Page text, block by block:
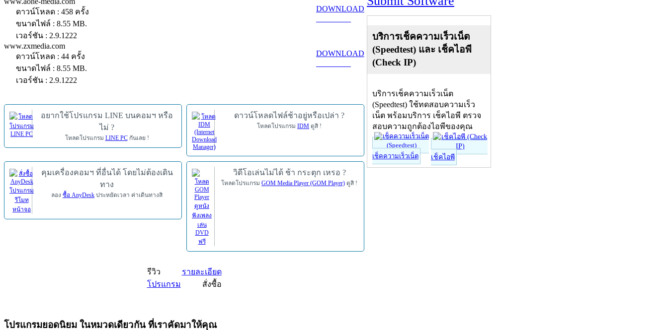
ดาวน์โหลด : 458 ครั้ง
ขนาดไฟล์ : 8.55 MB.
เวอร์ชัน : 2.9.1222
DOWNLOAD
www.zxmedia.com
ดาวน์โหลด : 44 ครั้ง
ขนาดไฟล์ : 8.55 MB.
เวอร์ชัน : 2.9.1222
DOWNLOAD
อยากใช้โปรแกรม LINE บนคอมฯ หรือ
ไม่ ?
โหลดโปรแกรม LINE PCกันเลย !
ดาวน์โหลดไฟล์ช้าอยู่หรือเปล่า ?
โหลดโปรแกรม IDM ดูสิ !
คุมเครื่องคอมฯ ที่อื่นได้ โดยไม่ต้องเดิน
ทาง
ลอง ซื้อ AnyDesk ประหยัดเวลา ค่าเดินทางสิ
วิดีโอเล่นไม่ได้ ช้า กระตุก เหรอ ?
โหลดโปรแกรม GOM Media Player (GOM Player) ดูสิ !
รีวิว
รายละเอียด
โปรแกรม
สั่งซื้อ
โปรแกรมยอดนิยม ในหมวดเดียวกัน ที่เราคัดมาให้คุณ
บริการเช็คความเร็วเน็ต
(Speedtest) และ เช็คไอพี
(Check IP)
บริการเช็คความเร็วเน็ต
(Speedtest) ใช้ทดสอบความเร็ว
เน็ต พร้อมบริการ เช็คไอพี ตรวจ
สอบความถูกต้องไอพีของคุณ
เช็คความเร็วเน็ต เช็คไอพี